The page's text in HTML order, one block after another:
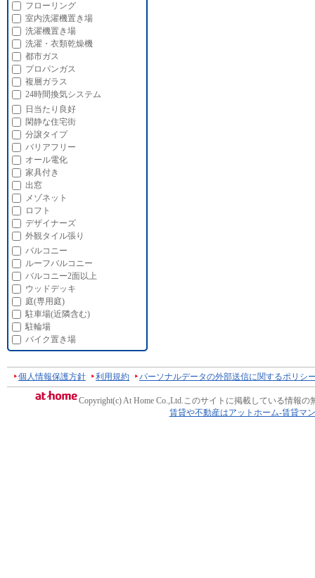
フローリング
室内洗濯機置き場
洗濯機置き場
洗濯・衣類乾燥機
都市ガス
プロパンガス
複層ガラス
24時間換気システム
日当たり良好
閑静な住宅街
分譲タイプ
バリアフリー
オール電化
家具付き
出窓
メゾネット
ロフト
デザイナーズ
外観タイル張り
バルコニー
ルーフバルコニー
バルコニー2面以上
ウッドデッキ
庭(専用庭)
駐車場(近隣含む)
駐輪場
バイク置き場
個人情報保護方針 利用規約 パーソナルデータの外部送信に関するポリシ
Copyright(c) At Home Co.,Ltd.このサイトに掲載している情報の
賃貸や不動産はアットホーム-賃貸マ